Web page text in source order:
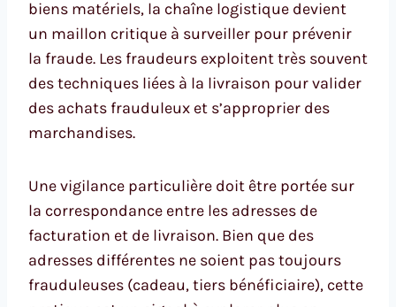
biens matériels, la chaîne logistique devient
un maillon critique à surveiller pour prévenir
la fraude. Les fraudeurs exploitent très souvent
des techniques liées à la livraison pour valider
des achats frauduleux et s’approprier des
marchandises.
Une vigilance particulière doit être portée sur
la correspondance entre les adresses de
facturation et de livraison. Bien que des
adresses différentes ne soient pas toujours
frauduleuses (cadeau, tiers bénéficiaire), cette